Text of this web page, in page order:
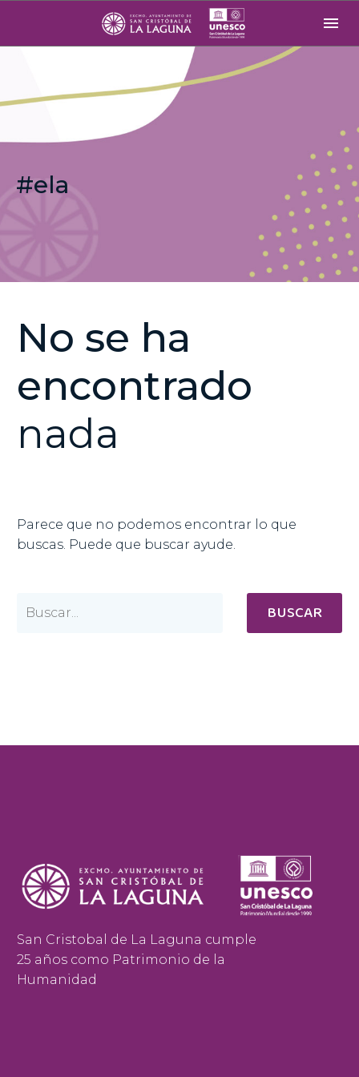
#ela
No se ha
encontrado
nada
Parece que no podemos encontrar lo que
buscas. Puede que buscar ayude.
BUSCAR
San Cristobal de La Laguna cumple
25 años como Patrimonio de la
Humanidad